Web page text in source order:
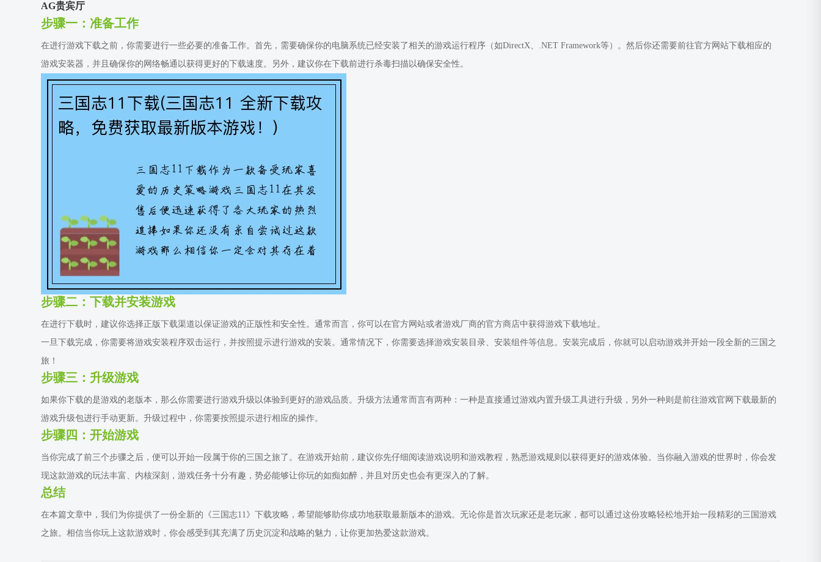
AG贵宾厅
步骤一：准备工作
在进行游戏下载之前，你需要进行一些必要的准备工作。首先，需要确保你的电脑系统已经安装了相关的游戏运行程序（如DirectX、.NET Framework等）。然后你还需要前往官方网站下载相应的
游戏安装器，并且确保你的网络畅通以获得更好的下载速度。另外，建议你在下载前进行杀毒扫描以确保安全性。
步骤二：下载并安装游戏
在进行下载时，建议你选择正版下载渠道以保证游戏的正版性和安全性。通常而言，你可以在官方网站或者游戏厂商的官方商店中获得游戏下载地址。
一旦下载完成，你需要将游戏安装程序双击运行，并按照提示进行游戏的安装。通常情况下，你需要选择游戏安装目录、安装组件等信息。安装完成后，你就可以启动游戏并开始一段全新的三国之
旅！
步骤三：升级游戏
如果你下载的是游戏的老版本，那么你需要进行游戏升级以体验到更好的游戏品质。升级方法通常而言有两种：一种是直接通过游戏内置升级工具进行升级，另外一种则是前往游戏官网下载最新的
游戏升级包进行手动更新。升级过程中，你需要按照提示进行相应的操作。
步骤四：开始游戏
当你完成了前三个步骤之后，便可以开始一段属于你的三国之旅了。在游戏开始前，建议你先仔细阅读游戏说明和游戏教程，熟悉游戏规则以获得更好的游戏体验。当你融入游戏的世界时，你会发
现这款游戏的玩法丰富、内核深刻，游戏任务十分有趣，势必能够让你玩的如痴如醉，并且对历史也会有更深入的了解。
总结
在本篇文章中，我们为你提供了一份全新的《三国志11》下载攻略，希望能够助你成功地获取最新版本的游戏。无论你是首次玩家还是老玩家，都可以通过这份攻略轻松地开始一段精彩的三国游戏
之旅。相信当你玩上这款游戏时，你会感受到其充满了历史沉淀和战略的魅力，让你更加热爱这款游戏。